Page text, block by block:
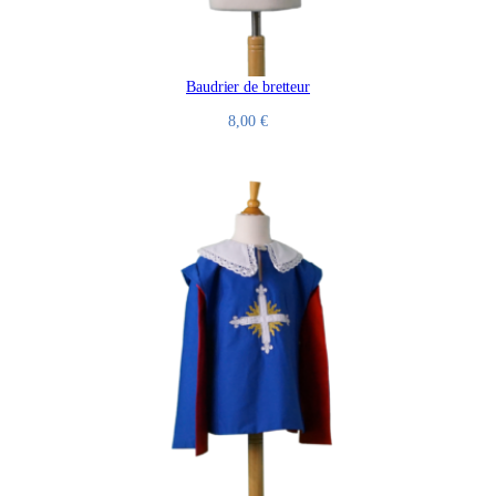
Baudrier de bretteur
8,00 €